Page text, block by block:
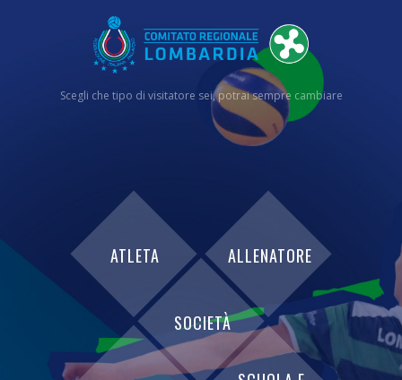
Scegli che tipo di visitatore sei, potrai sempre cambiare
ALLENATORE
SOCIETÀ
ATLETA